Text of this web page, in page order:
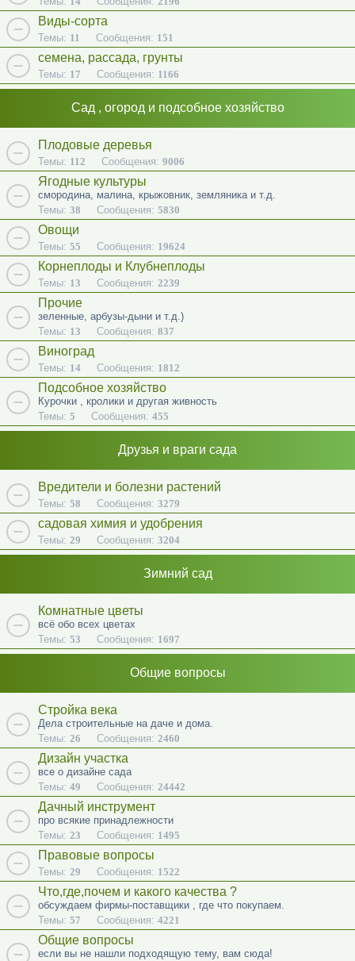
Виды-сорта
Темы: 11 Сообщения: 151
семена, рассада, грунты
Темы: 17 Сообщения: 1166
Сад , огород и подсобное хозяйство
Плодовые деревья
Темы: 112 Сообщения: 9006
Ягодные культуры
смородина, малина, крыжовник, земляника и т.д.
Темы: 38 Сообщения: 5830
Овощи
Темы: 55 Сообщения: 19624
Корнеплоды и Клубнеплоды
Темы: 13 Сообщения: 2239
Прочие
зеленные, арбузы-дыни и т.д.)
Темы: 13 Сообщения: 837
Виноград
Темы: 14 Сообщения: 1812
Подсобное хозяйство
Курочки , кролики и другая живность
Темы: 5 Сообщения: 455
Друзья и враги сада
Вредители и болезни растений
Темы: 58 Сообщения: 3279
садовая химия и удобрения
Темы: 29 Сообщения: 3204
Зимний сад
Комнатные цветы
всё обо всех цветах
Темы: 53 Сообщения: 1697
Общие вопросы
Стройка века
Дела строительные на даче и дома.
Темы: 26 Сообщения: 2460
Дизайн участка
все о дизайне сада
Темы: 49 Сообщения: 24442
Дачный инструмент
про всякие принадлежности
Темы: 23 Сообщения: 1495
Правовые вопросы
Темы: 29 Сообщения: 1522
Что,где,почем и какого качества ?
обсуждаем фирмы-поставщики , где что покупаем.
Темы: 57 Сообщения: 4221
Общие вопросы
если вы не нашли подходящую тему, вам сюда!